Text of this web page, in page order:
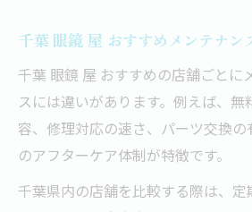
メガネ修理千葉店の定期点
千葉 眼鏡 屋 おすすめメンテナン
千葉 眼鏡 屋 おすすめの店舗ごとに
スには違いがあります。例えば、無
容、修理対応の速さ、パーツ交換の
のアフターケア体制が特徴です。
千葉県内の店舗を比較する際は、